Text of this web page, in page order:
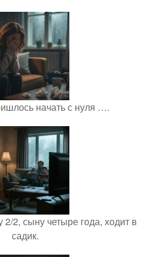
начать с нуля ….
2, сыну четыре года, ходит в
садик.